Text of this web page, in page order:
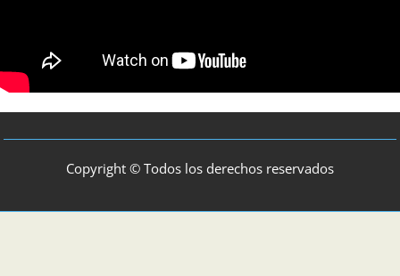
Copyright © Todos los derechos reservados